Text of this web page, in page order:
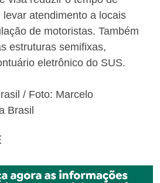
atendimento a locais
de motoristas. Também
estruturas semifixas,
eletrônico do SUS.
/ Foto: Marcelo
Brasil